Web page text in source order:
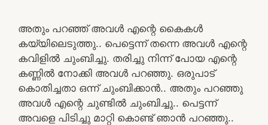
അതും പറഞ്ഞ് അവൾ എന്റെ കൈകൾ
കയ്യിലെടുത്തു.. പെട്ടെന്ന് തന്നെ അവൾ എന്റെ
കവിളിൽ ചുംബിച്ചു. തരിച്ചു നിന്ന് പോയ എന്റെ
കണ്ണിൽ നോക്കി അവൾ പറഞ്ഞു. ഒരുപാട്
കൊതിച്ചതാ ഒന്ന് ചുംബിക്കാൻ.. അതും പറഞ്ഞു
അവൾ എന്റെ ചുണ്ടിൽ ചുംബിച്ചു.. പെട്ടന്ന്
അവളെ പിടിച്ചു മാറ്റി കൊണ്ട് ഞാൻ പറഞ്ഞു..